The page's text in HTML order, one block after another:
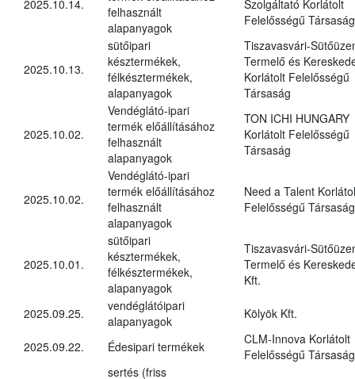
2025.10.14.
felhasznált
alapanyagok
Szolgáltató Korlátolt
Felelősségű Társaság
2025.10.13.
sütőipari
késztermékek,
félkésztermékek,
alapanyagok
Tiszavasvári-
Termelő és
Korlátolt Felelősségű
Társaság
2025.10.02.
Vendéglátó-ipari
termék előállításához
felhasznált
alapanyagok
TON ICHI HUNGARY
Korlátolt Felelősségű
Társaság
2025.10.02.
Vendéglátó-ipari
termék előállításához
felhasznált
alapanyagok
Need a Talent
Felelősségű Társaság
2025.10.01.
sütőipari
késztermékek,
félkésztermékek,
alapanyagok
Tiszavasvári-
Termelő és
Kft.
2025.09.25.
vendéglátóipari
alapanyagok
Kölyök Kft.
2025.09.22. Édesipari termékek
CLM-Innova Korlátolt
Felelősségű Társaság
sertés (friss